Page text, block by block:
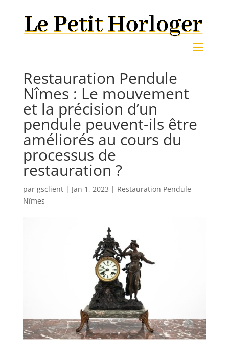
Restauration Pendule
Nîmes : Le mouvement
et la précision d’un
pendule peuvent-ils être
améliorés au cours du
processus de
restauration ?
par gsclient| Jan 1, 2023 | Restauration Pendule
Nîmes